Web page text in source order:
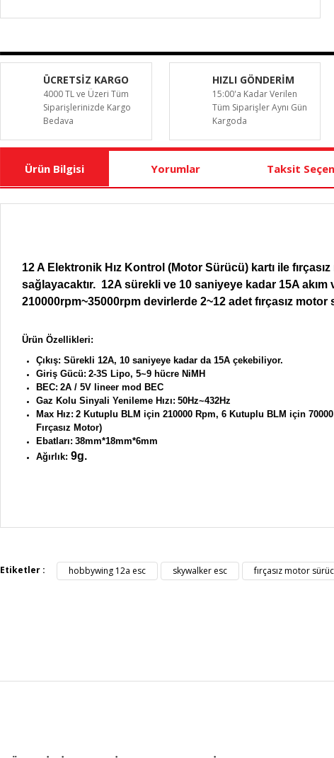
ÜCRETSİZ KARGO
4000 TL ve Üzeri Tüm
Siparişlerinizde Kargo
Bedava
HIZLI GÖNDERİM
15:00'a Kadar Verilen
Tüm Siparişler Aynı Gün
Kargoda
Ürün Bilgisi Yorumlar Taksit
12 A Elektronik Hız Kontrol (Motor Sürücü) kartı ile
sağlayacaktır. 12A sürekli ve 10 saniyeye kadar 15A
210000rpm~35000rpm devirlerde 2~12 adet fırçasız
Ürün Özellikleri:
Çıkış: Sürekli 12A, 10 saniyeye kadar da 15A çekebiliyor.
Giriş Gücü: 2-3S Lipo, 5~9 hücre NiMH
BEC: 2A / 5V lineer mod BEC
Gaz Kolu Sinyali Yenileme Hızı: 50Hz~432Hz
Max Hız: 2 Kutuplu BLM için 210000 Rpm, 6 Kutuplu BLM için
Fırçasız Motor)
Ebatları: 38mm*18mm*6mm
Ağırlık: 9g.
Ürün resmi kalitesiz, bozuk veya görüntülenemiyor.
Etiketler : hobbywing 12a esc skywalker esc fırçasız motor